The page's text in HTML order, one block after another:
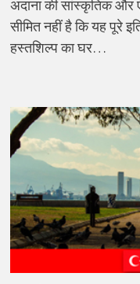
अदाना की सांस्कृतिक और
सीमित नहीं है कि यह पूरे
हस्तशिल्प का घर…